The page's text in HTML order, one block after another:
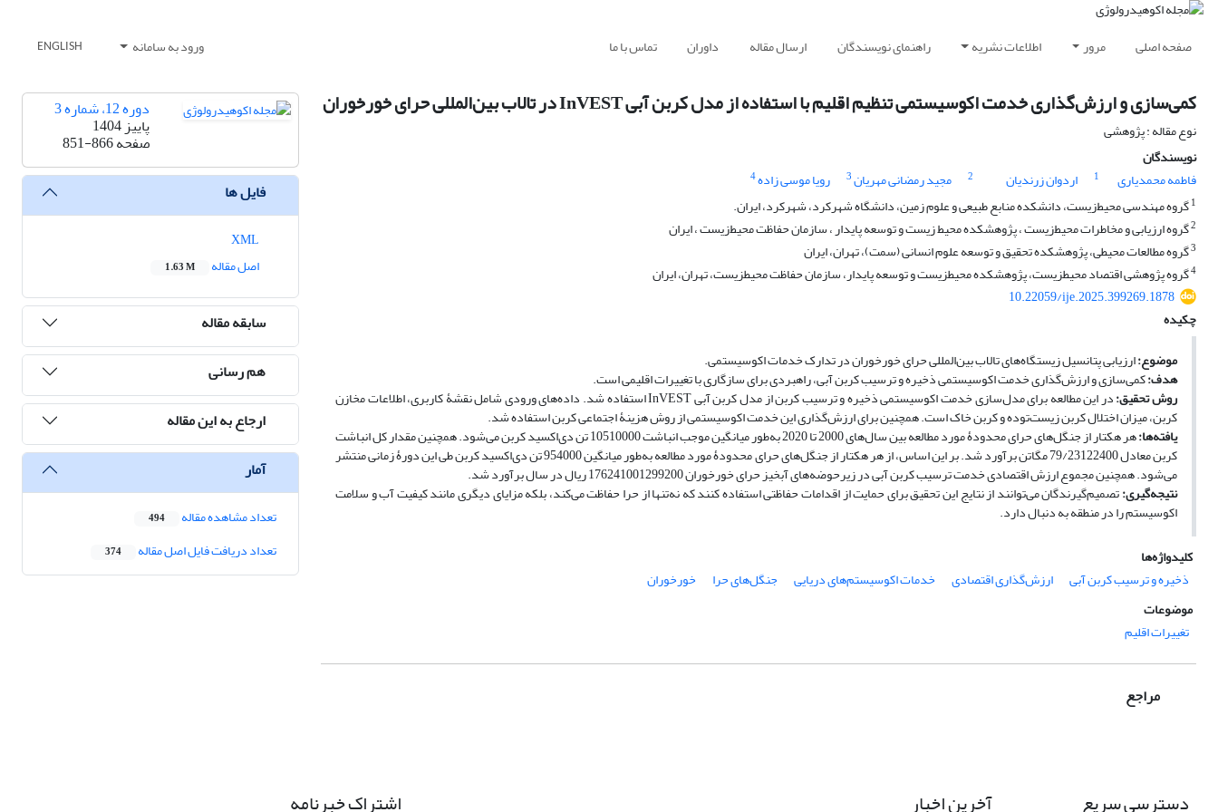
صفحه اصلی مرور اطلاعات نشریه راهنمای نویسندگان ارسال مقاله داوران تماس با ما ورود به سامانه ENGLISH
کمی‌سازی و ارزش‌گذاری خدمت اکوسیستمی تنظیم اقلیم با استفاده از مدل کربن آبی InVEST در تالاب بین‌المللی حرای خورخوران
نوع مقاله : پژوهشی
نویسندگان
فاطمه محمدیاری
1 اردوان زرندیان 2 مجید رمضانی مهریان3 رویا موسی زاده4
1گروه مهندسی محیط‌زیست، دانشکده منابع طبیعی و علوم زمین، دانشگاه شهرکرد، شهرکرد، ایران.
2گروه ارزیابی و مخاطرات محیط‌زیست ، پژوهشکده محیط زیست و توسعه پایدار ، سازمان حفاظت محیط‌زیست ، ایران
3گروه مطالعات محیطی، پژوهشکده تحقیق و توسعه علوم انسانی (سمت)، تهران، ایران
4گروه پژوهشی اقتصاد محیطزیست، پژوهشکده محیطزیست و توسعه پایدار، سازمان حفاظت محیطزیست، تهران، ایران
10.22059/ije.2025.399269.1878
چکیده
موضوع:ارزیابی پتانسیل زیستگاه‌های تالاب بین‌المللی حرای خورخوران در تدارک خدمات اکوسیستمی.
هدف:کمی‌سازی و ارز‌ش‌گذاری خدمت اکوسیستمی ذخیره و ترسیب کربن آبی، راهبردی برای سازگاری با تغییرات اقلیمی است.
روش تحقیق: در این مطالعه برای مدل‌سازی خدمت اکوسیستمی ذخیره و ترسیب کربن از مدل کربن آبی InVEST استفاده شد. داده‌های ورودی شامل نقشۀ کاربری، اطلاعات مخازن
کربن، میزان اختلال کربن زیست‌توده و کربن خاک است. همچنین برای ارزش‌گذاری این خدمت اکوسیستمی از روش هزینۀ اجتماعی کربن استفاده شد.
یافته‌‌ها: هر هکتار از جنگل‌های حرای محدودۀ مورد مطالعه بین سال‌های 2000 تا 2020 به‌طور میانگین موجب انباشت 10510000 تن دی‌اکسید کربن می‌شود. همچنین مقدار کل انباشت
کربن معادل 79/23122400 مگاتن برآورد شد. بر این اساس، از هر هکتار از جنگل‌های حرای محدودۀ مورد مطالعه به‌طور میانگین 954000 تن دی‌اکسید کربن طی این دورۀ زمانی منتشر
می‌شود. همچنین مجموع ارزش اقتصادی خدمت ترسیب کربن آبی در زیرحوضه‌‌های آبخیز حرای خورخوران 176241001299200 ریال در سال برآورد شد.
نتیجه‌گیری:تصمیم‌گیرندگان می‌توانند از نتایج این تحقیق برای حمایت از اقدامات حفاظتی استفاده کنند که نه‌تنها از حرا حفاظت می‌کند، بلکه مزایای دیگری مانند کیفیت آب و سلامت
اکوسیستم را در منطقه به دنبال دارد.
کلیدواژه‌ها
ذخیره و ترسیب کربن آبی
ارزش‌گذاری اقتصادی خدمات اکوسیستم‌های دریایی جنگل‌های حرا
خورخوران
موضوعات
تغییرات اقلیم
مراجع
دوره 12، شماره 3
پاییز 1404
صفحه851-866
فایل ها
اصل مقاله
1.63 M
سابقه مقاله
هم رسانی
ارجاع به این مقاله
آمار
تعداد مشاهده مقاله 494
تعداد دریافت فایل اصل مقاله 374
دسترسی سریع آخرین اخبار اشتراک خبرنامه